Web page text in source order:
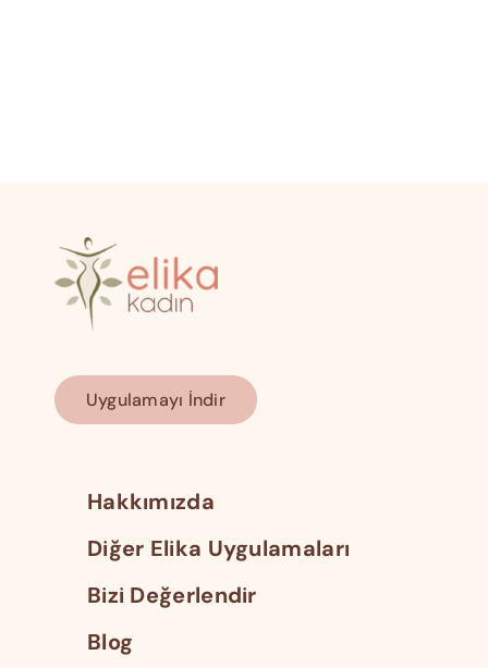
Uygulamayı İndir
Hakkımızda
Diğer Elika Uygulamaları
Bizi Değerlendir
Blog